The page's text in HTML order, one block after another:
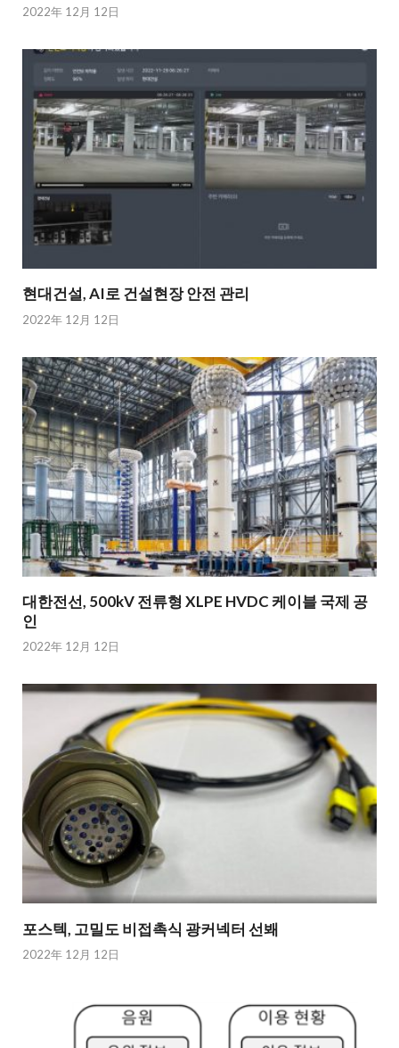
2022年 12月 12日
현대건설, AI로 건설현장 안전 관리
2022年 12月 12日
대한전선, 500kV 전류형 XLPE HVDC 케이블 국제 공
인
2022年 12月 12日
포스텍, 고밀도 비접촉식 광커넥터 선봬
2022年 12月 12日